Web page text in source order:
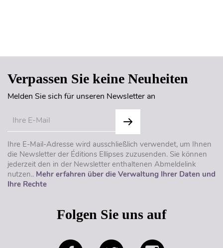
Verpassen Sie keine Neuheiten
Melden Sie sich für unseren Newsletter an
Ihre E-Mail-Adresse wird ausschließlich verwendet, um Ihnen
die Newsletter der Éditions Ellipses zuzusenden. Sie können
jederzeit den in der Newsletter enthaltenen Abmeldelink
nutzen.. Mehr erfahren über die Verwaltung Ihrer Daten und
Ihre Rechte
Folgen Sie uns auf